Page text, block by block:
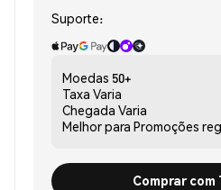
Suporte:
Moedas 50+
Taxa Varia
Chegada Varia
Melhor para Promoções
Comprar com